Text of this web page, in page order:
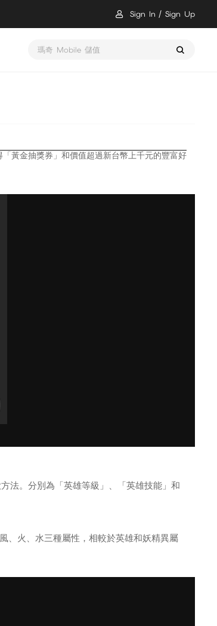
Sign In Sign Up
瑪奇 Mobile 儲值
黃金抽獎券」和價值超過新台幣上千元的豐富好
法。分別為「英雄等級」、「英雄技能」和
火、水三種屬性，相較於英雄和妖精異屬